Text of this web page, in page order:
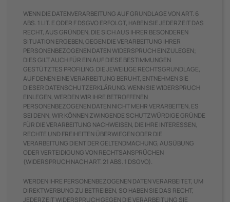
WENN DIE DATENVERARBEITUNG AUF GRUNDLAGE VON ART. 6
ABS. 1 LIT. E ODER F DSGVO ERFOLGT, HABEN SIE JEDERZEIT DAS
RECHT, AUS GRÜNDEN, DIE SICH AUS IHRER BESONDEREN
SITUATION ERGEBEN, GEGEN DIE VERARBEITUNG IHRER
PERSONENBEZOGENEN DATEN WIDERSPRUCH EINZULEGEN;
DIES GILT AUCH FÜR EIN AUF DIESE BESTIMMUNGEN
GESTÜTZTES PROFILING. DIE JEWEILIGE RECHTSGRUNDLAGE,
AUF DENEN EINE VERARBEITUNG BERUHT, ENTNEHMEN SIE
DIESER DATENSCHUTZERKLÄRUNG. WENN SIE WIDERSPRUCH
EINLEGEN, WERDEN WIR IHRE BETROFFENEN
PERSONENBEZOGENEN DATEN NICHT MEHR VERARBEITEN, ES
SEI DENN, WIR KÖNNEN ZWINGENDE SCHUTZWÜRDIGE GRÜNDE
FÜR DIE VERARBEITUNG NACHWEISEN, DIE IHRE INTERESSEN,
RECHTE UND FREIHEITEN ÜBERWIEGEN ODER DIE
VERARBEITUNG DIENT DER GELTENDMACHUNG, AUSÜBUNG
ODER VERTEIDIGUNG VON RECHTSANSPRÜCHEN
(WIDERSPRUCH NACH ART. 21 ABS. 1 DSGVO).
WERDEN IHRE PERSONENBEZOGENEN DATEN VERARBEITET, UM
DIREKTWERBUNG ZU BETREIBEN, SO HABEN SIE DAS RECHT,
JEDERZEIT WIDERSPRUCH GEGEN DIE VERARBEITUNG SIE